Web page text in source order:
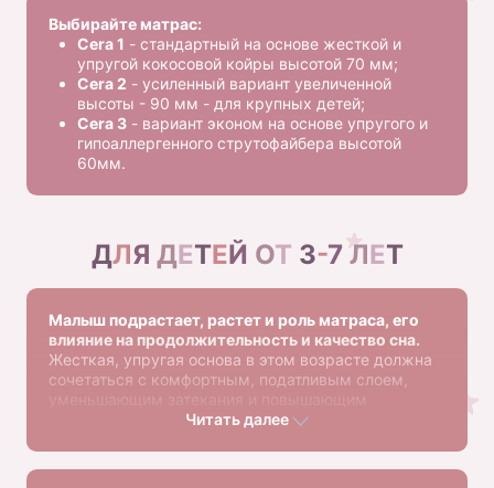
Выбирайте матрас:
Cera 1 - стандартный на основе жесткой и
упругой кокосовой койры высотой 70 мм;
Cera 2 - усиленный вариант увеличенной
высоты - 90 мм - для крупных детей;
Cera 3 - вариант эконом на основе упругого и
гипоаллергенного струтофайбера высотой
60мм.
ДЛЯ ДЕТЕЙ ОТ 3-7 ЛЕТ
Малыш подрастает, растет и роль матраса, его
влияние на продолжительность и качество сна.
Жесткая, упругая основа в этом возрасте должна
сочетаться с комфортным, податливым слоем,
Читать далее